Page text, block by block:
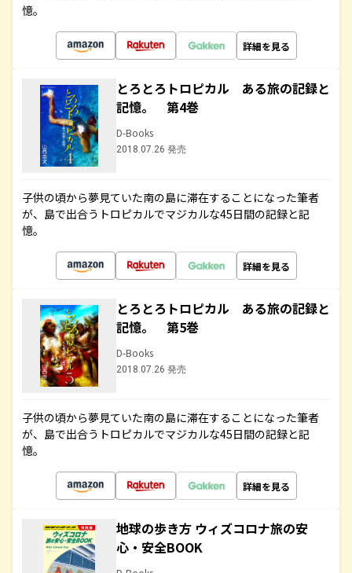
憶。
詳細を見る
とろとろトロピカル ある旅の記録と
記憶。 第4巻
D-Books
2018.07.26 発売
子供の頃から夢見ていた南の島に滞在することになった筆者
が、島で出合うトロピカルでマジカルな45日間の記録と記
憶。
詳細を見る
とろとろトロピカル ある旅の記録と
記憶。 第5巻
D-Books
2018.07.26 発売
子供の頃から夢見ていた南の島に滞在することになった筆者
が、島で出合うトロピカルでマジカルな45日間の記録と記
憶。
詳細を見る
地球の歩き方 ウィズコロナ旅の安
心・安全BOOK